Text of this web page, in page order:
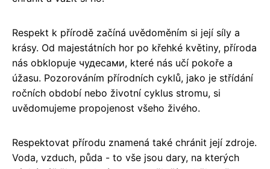
Respekt k přírodě začíná uvědoměním si její síly a
krásy. Od majestátních hor po křehké květiny, příroda
nás obklopuje чудесами, které nás učí pokoře a
úžasu. Pozorováním přírodních cyklů, jako je střídání
ročních období nebo životní cyklus stromu, si
uvědomujeme propojenost všeho živého.
Respektovat přírodu znamená také chránit její zdroje.
Voda, vzduch, půda - to vše jsou dary, na kterých